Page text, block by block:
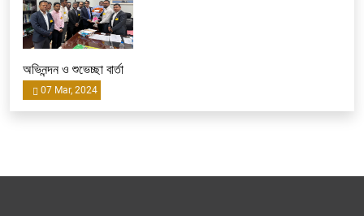
অভিনন্দন ও শুভেচ্ছা বার্তা
07 Mar, 2024